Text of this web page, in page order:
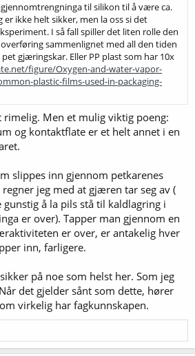
til silikon til å være ca.
er ikke helt sikker, men la oss si det
I så fall spiller det liten rolle den
sammenlignet med all den tiden
gjæringskar. Eller PP plast som har 10x
figure/Oxygen-and-water-vapor-
plastic-films-used-in-packaging-
Men et mulig viktig poeng:
og kontaktflate er et helt annet i en
slippes inn gjennom petkarenes
jeg med at gjæren tar seg av (
å la pils stå til kaldlagring i
er over). Tapper man gjennom en
er over, er antakelig hver
inn, farligere.
på noe som helst her. Som jeg
det gjelder sånt som dette, hører
virkelig har fagkunnskapen.